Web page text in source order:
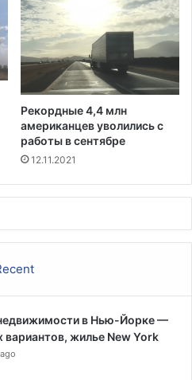
Рекордные 4,4 млн
американцев уволились с
работы в сентябре
12.11.2021
в Нью-Йорке —
вариантов, жилье New York